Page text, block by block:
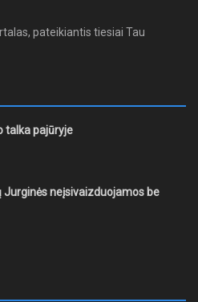
pateikiantis tiesiai Tau
talka pajūryje
Jurginės neįsivaizduojamos be